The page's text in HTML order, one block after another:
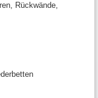
Rückwände,